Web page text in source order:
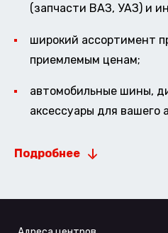
(запчасти ВАЗ, УАЗ) и
широкий ассортимент
приемлемым ценам;
автомобильные шины,
аксессуары для вашего
Подробнее